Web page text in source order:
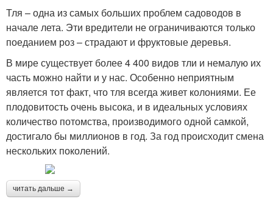
Тля – одна из самых больших проблем садоводов в
начале лета. Эти вредители не ограничиваются только
поеданием роз – страдают и фруктовые деревья.
В мире существует более 4 400 видов тли и немалую их
часть можно найти и у нас. Особенно неприятным
является тот факт, что тля всегда живет колониями. Ее
плодовитость очень высока, и в идеальных условиях
количество потомства, производимого одной самкой,
достигало бы миллионов в год. За год происходит смена
нескольких поколений.
читать дальше →